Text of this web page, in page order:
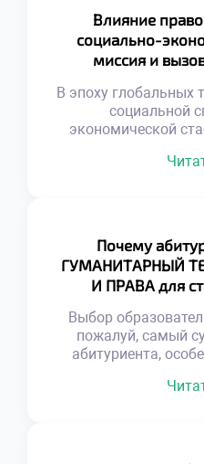
нормативных
осознанное
закладывает
фундамент, который
Влияние
социально-
миссия и
В эпоху глобальных
социальной
экономической
значимость
архитекторов
гарантов
интересами и
Именно поэтому
хорошем
Почему
ГУМАНИТАРНЫЙ
И ПРАВА для
Выбор
пожалуй, самый
абитуриента,
всю дальнейшую